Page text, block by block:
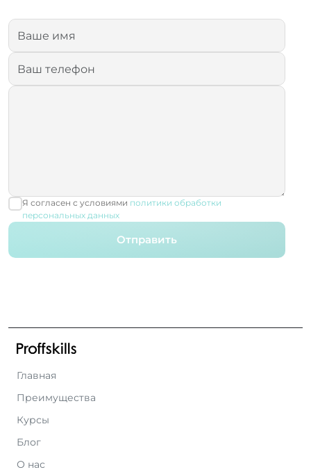
Я согласен с условиями политики обработки
персональных данных
Отправить
Главная
Преимущества
Курсы
Блог
О нас